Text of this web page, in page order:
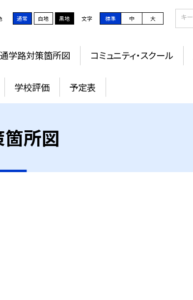
通常 白地 黒地 文字 標準 中 大
通学路対策箇所図 コミュニティ・スクール
学校評価 予定表
所図